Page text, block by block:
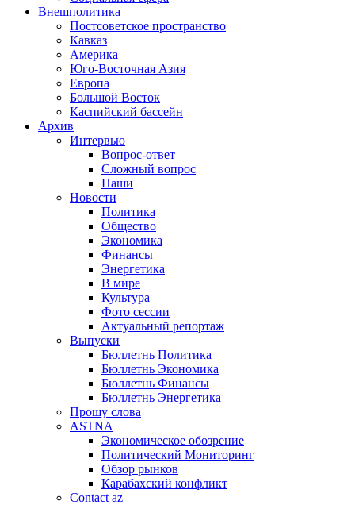
Внешполитика
Постсоветское пространство
Кавказ
Америка
Юго-Восточная Азия
Европа
Большой Восток
Каспийский бассейн
Архив
Интервью
Вопрос-ответ
Сложный вопрос
Наши
Новости
Политика
Общество
Экономика
Финансы
Энергетика
В мире
Культура
Фото сессии
Актуальный репортаж
Выпуски
Бюллетнь Политика
Бюллетнь Экономика
Бюллетнь Финансы
Бюллетнь Энергетика
Прошу слова
ASTNA
Экономическое обозрение
Политический Мониторинг
Обзор рынков
Карабахский конфликт
Contact az